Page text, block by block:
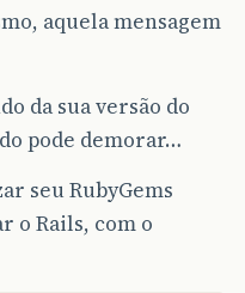
aquela mensagem
da sua versão do
pode demorar…
seu RubyGems
o Rails, com o